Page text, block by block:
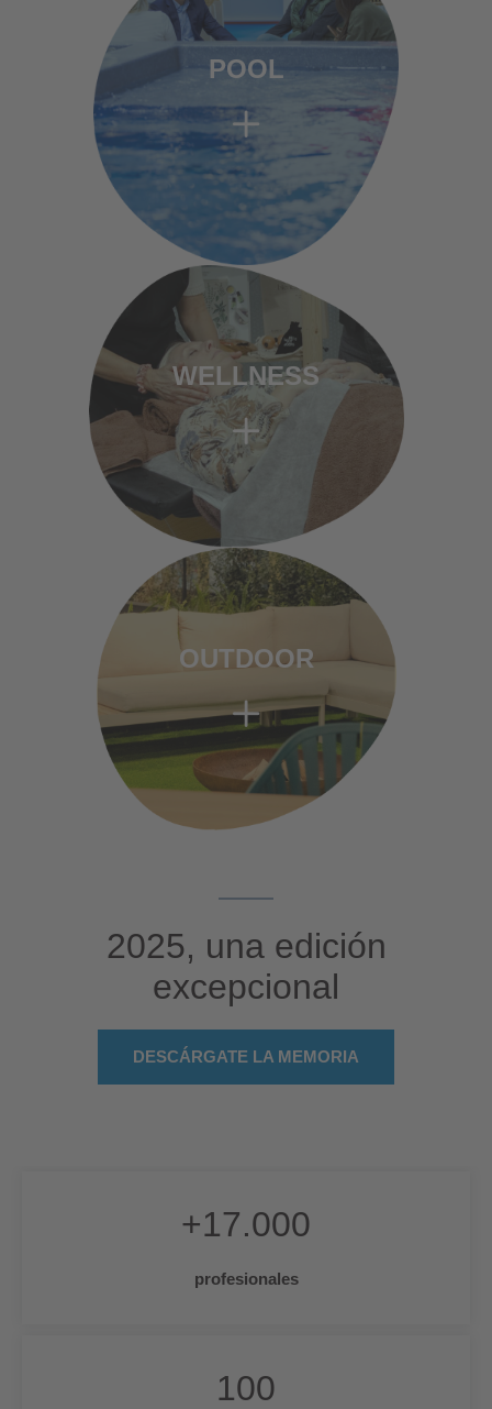
POOL
WELLNESS
OUTDOOR
2025, una edición
excepcional
DESCÁRGATE LA MEMORIA
+17.000
profesionales
100